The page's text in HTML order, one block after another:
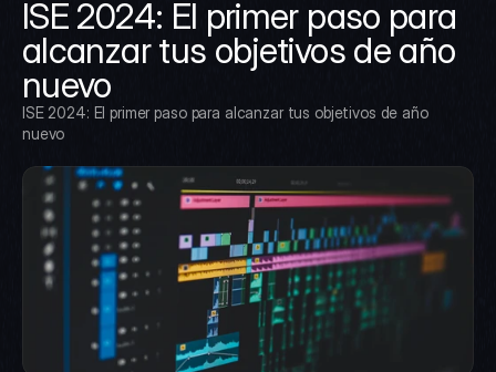
ISE 2024: El primer paso para
alcanzar tus objetivos de año
nuevo
ISE 2024: El primer paso para alcanzar tus objetivos de año
nuevo